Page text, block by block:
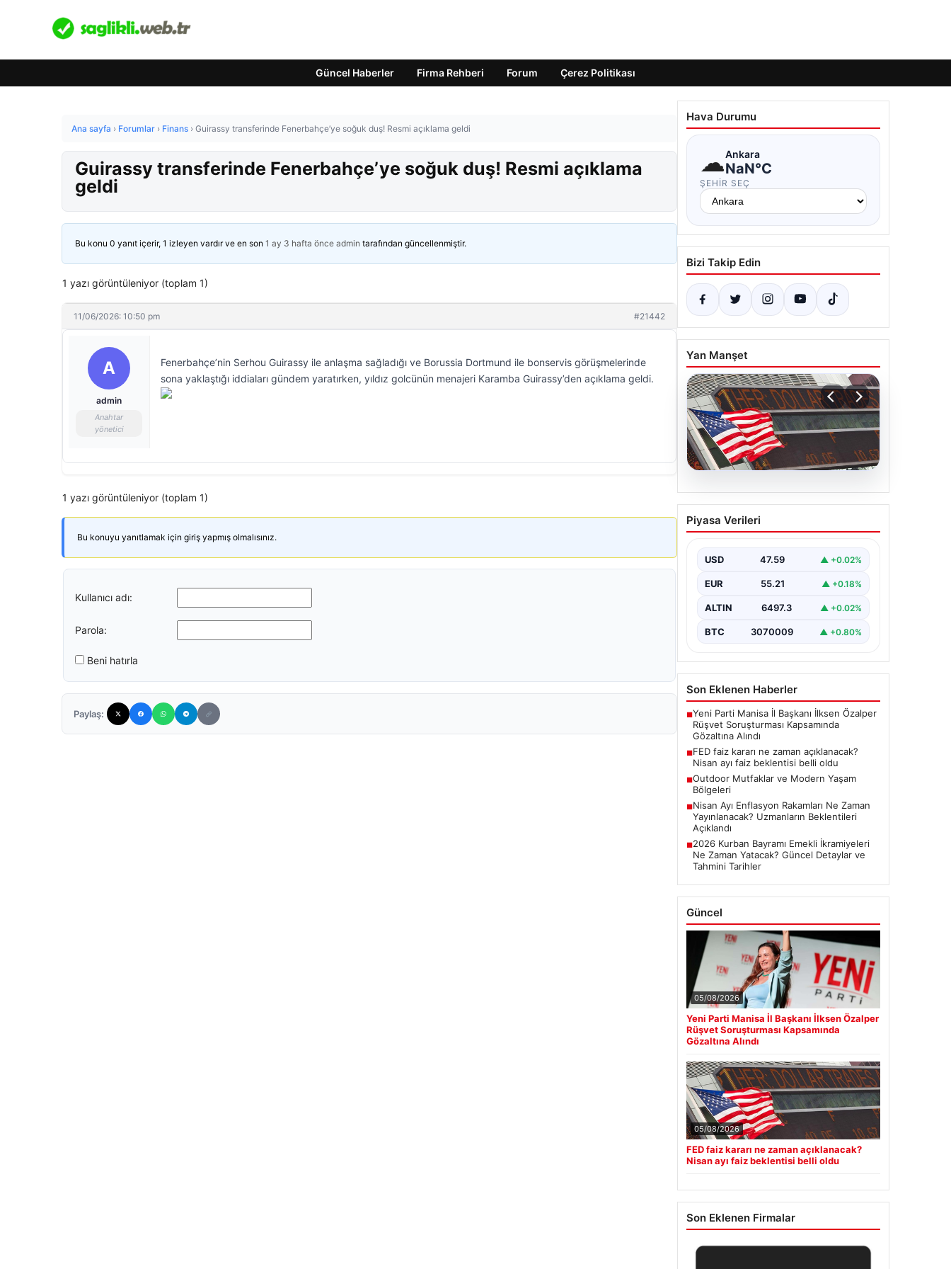
Güncel Haberler Firma Rehberi Forum Çerez Politikası
Ana sayfa › Forumlar › Finans › Guirassy transferinde Fenerbahçe’ye soğuk duş! Resmi açıklama geldi
Guirassy transferinde Fenerbahçe’ye soğuk duş! Resmi açıklama
geldi
Bu konu 0 yanıt içerir, 1 izleyen vardır ve en son 1 ay 3 hafta önce admin tarafından güncellenmiştir.
1 yazı görüntüleniyor (toplam 1)
11/06/2026: 10:50 pm #21442
A
admin
Anahtar
yönetici
Fenerbahçe’nin Serhou Guirassy ile anlaşma sağladığı ve Borussia Dortmund ile bonservis görüşmelerinde
sona yaklaştığı iddiaları gündem yaratırken, yıldız golcünün menajeri Karamba Guirassy’den açıklama geldi.
1 yazı görüntüleniyor (toplam 1)
Bu konuyu yanıtlamak için giriş yapmış olmalısınız.
Kullanıcı adı:
Parola:
Beni hatırla
Paylaş:
Hava Durumu
☁Ankara
NaN°C
ŞEHIR SEÇ
Bizi Takip Edin
Yan Manşet
05.08.2026
FED faiz kararı ne zaman
açıklanacak? Nisan ayı
Piyasa Verileri
USD 47.59 ▲ +0.02%
EUR 55.21 ▲ +0.18%
ALTIN 6497.3 ▲ +0.02%
BTC 3070009 ▲ +0.80%
Son Eklenen Haberler
■Yeni Parti Manisa İl Başkanı İlksen Özalper
Rüşvet Soruşturması Kapsamında
Gözaltına Alındı
■FED faiz kararı ne zaman açıklanacak?
Nisan ayı faiz beklentisi belli oldu
■Outdoor Mutfaklar ve Modern Yaşam
Bölgeleri
■Nisan Ayı Enflasyon Rakamları Ne Zaman
Yayınlanacak? Uzmanların Beklentileri
Açıklandı
■2026 Kurban Bayramı Emekli İkramiyeleri
Ne Zaman Yatacak? Güncel Detaylar ve
Tahmini Tarihler
Güncel
05/08/2026
Yeni Parti Manisa İl Başkanı İlksen Özalper
Rüşvet Soruşturması Kapsamında
Gözaltına Alındı
05/08/2026
FED faiz kararı ne zaman açıklanacak?
Nisan ayı faiz beklentisi belli oldu
Son Eklenen Firmalar